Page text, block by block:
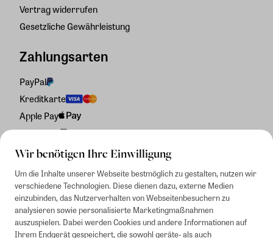
Wir benötigen Ihre Einwilligung
Um die Inhalte unserer Webseite bestmöglich zu gestalten, nutzen wir
verschiedene Technologien. Diese dienen dazu, externe Medien
einzubinden, das Nutzerverhalten von Webseitenbesuchern zu
analysieren sowie personalisierte Marketingmaßnahmen
auszuspielen. Dabei werden Cookies und andere Informationen auf
Ihrem Endgerät gespeichert, die sowohl geräte- als auch
Vertrag widerrufen
Gesetzliche Gewährleistung
Zahlungsarten
PayPal
Kreditkarte
Apple Pay
Rechnung